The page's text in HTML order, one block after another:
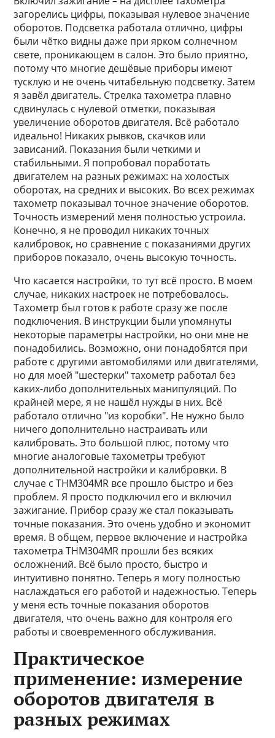
загорелись цифры, показывая нулевое значение
оборотов. Подсветка работала отлично, цифры
были чётко видны даже при ярком солнечном
свете, проникающем в салон. Это было приятно,
потому что многие дешёвые приборы имеют
тусклую и не очень читабельную подсветку. Затем
я завёл двигатель. Стрелка тахометра плавно
сдвинулась с нулевой отметки, показывая
увеличение оборотов двигателя. Всё работало
идеально! Никаких рывков, скачков или
зависаний. Показания были четкими и
стабильными. Я попробовал поработать
двигателем на разных режимах: на холостых
оборотах, на средних и высоких. Во всех режимах
тахометр показывал точное значение оборотов.
Точность измерений меня полностью устроила.
Конечно, я не проводил никаких точных
калибровок, но сравнение с показаниями других
приборов показало, очень высокую точность.
Что касается настройки, то тут всё просто. В моем
случае, никаких настроек не потребовалось.
Тахометр был готов к работе сразу же после
подключения. В инструкции были упомянуты
некоторые параметры настройки, но они мне не
понадобились. Возможно, они понадобятся при
работе с другими автомобилями или двигателями,
но для моей "шестерки" тахометр работал без
каких-либо дополнительных манипуляций. По
крайней мере, я не нашёл нужды в них. Всё
работало отлично "из коробки". Не нужно было
ничего дополнительно настраивать или
калибровать. Это большой плюс, потому что
многие аналоговые тахометры требуют
дополнительной настройки и калибровки. В
случае с THM304MR все прошло быстро и без
проблем. Я просто подключил его и включил
зажигание. Прибор сразу же стал показывать
точные показания. Это очень удобно и экономит
время. В общем, первое включение и настройка
тахометра THM304MR прошли без всяких
осложнений. Всё было просто, быстро и
интуитивно понятно. Теперь я могу полностью
наслаждаться его работой и надежностью. Теперь
у меня есть точные показания оборотов
двигателя, что очень важно для контроля его
работы и своевременного обслуживания.
Практическое
применение: измерение
оборотов двигателя в
разных режимах